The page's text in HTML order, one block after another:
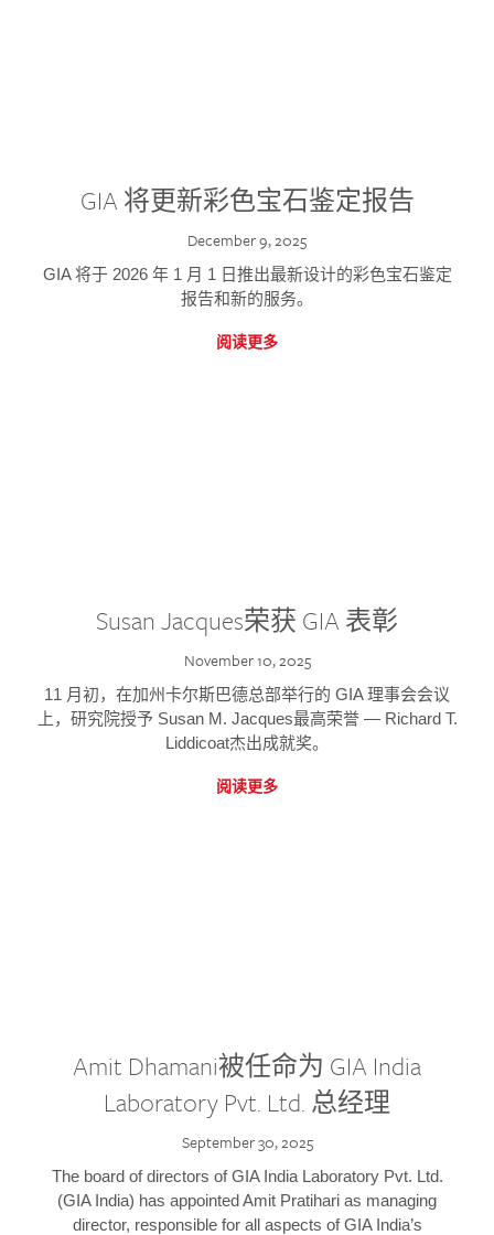
GIA 将更新彩色宝石鉴定报告
December 9, 2025
GIA 将于 2026 年 1 月 1 日推出最新设计的彩色宝石鉴定
报告和新的服务。
阅读更多
Susan Jacques荣获 GIA 表彰
November 10, 2025
11 月初，在加州卡尔斯巴德总部举行的 GIA 理事会会议
上，研究院授予 Susan M. Jacques最高荣誉 — Richard T.
Liddicoat杰出成就奖。
阅读更多
Amit Dhamani被任命为 GIA India
Laboratory Pvt. Ltd. 总经理
September 30, 2025
The board of directors of GIA India Laboratory Pvt. Ltd.
(GIA India) has appointed Amit Pratihari as managing
director, responsible for all aspects of GIA India’s